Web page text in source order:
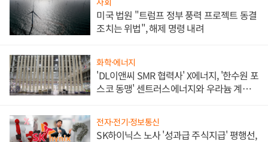
미국 법원 "트럼프 정부 풍력 프로젝트 동결
조치는 위법", 해제 명령 내려
화학·에너지
'DL이앤씨 SMR 협력사' X에너지, '한수원 포
스코 동맹' 센트러스에너지와 우라늄 계약
전자·전기·정보통신
SK하이닉스 노사 '성과급 주식지급' 평행선,